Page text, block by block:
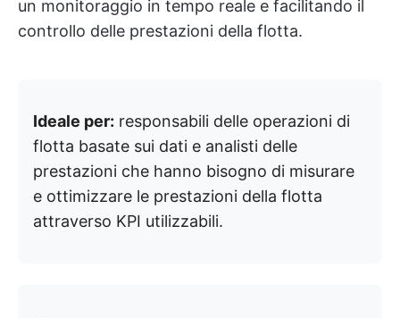
un monitoraggio in tempo reale e facilitando il
controllo delle prestazioni della flotta.
Ideale per: responsabili delle operazioni di
flotta basate sui dati e analisti delle
prestazioni che hanno bisogno di misurare
e ottimizzare le prestazioni della flotta
attraverso KPI utilizzabili.